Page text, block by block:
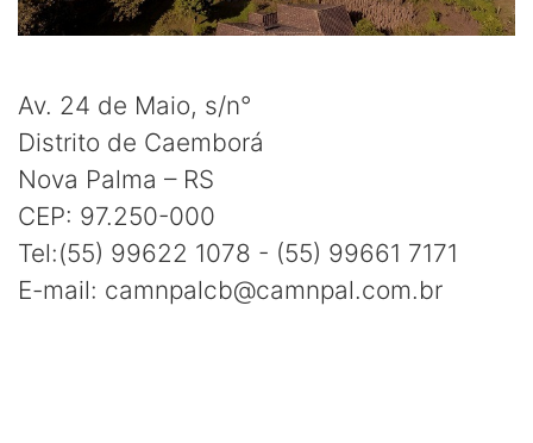
Av. 24 de Maio, s/n°
Distrito de Caemborá
Nova Palma – RS
CEP: 97.250-000
Tel:(55) 99622 1078 - (55) 99661 7171
E-mail: camnpalcb@camnpal.com.br